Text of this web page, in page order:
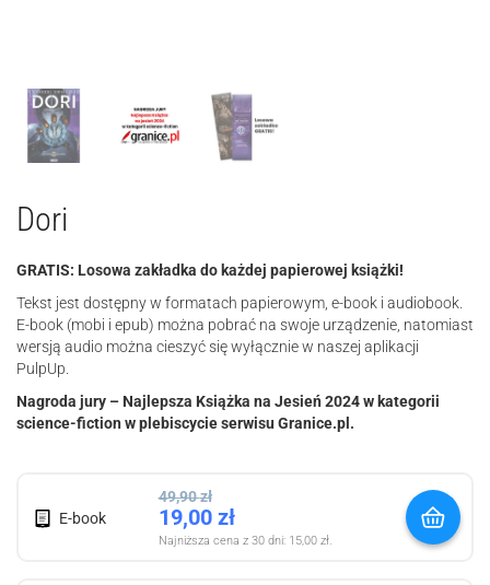
Dori
GRATIS: Losowa zakładka do każdej papierowej książki!
Tekst jest dostępny w formatach papierowym, e-book i audiobook.
E-book (mobi i epub) można pobrać na swoje urządzenie, natomiast
wersją audio można cieszyć się wyłącznie w naszej aplikacji
PulpUp.
Nagroda jury – Najlepsza Książka na Jesień 2024 w kategorii
science-fiction w plebiscycie serwisu Granice.pl.
E-book
49,90zł
19,00 zł
Najniższa cena z 30 dni: 15,00 zł.